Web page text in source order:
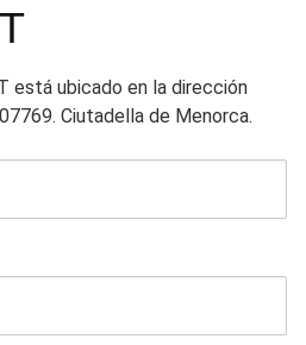
está ubicado en la dirección
Ciutadella de Menorca.